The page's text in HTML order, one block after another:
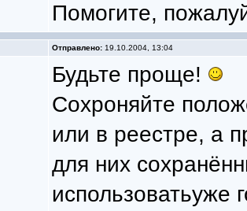
Помогите,
Отправлено:19.10.2004, 13:04
Будьте проще!
Сохроняйте
или в реестре, а
для них
использоватьуже